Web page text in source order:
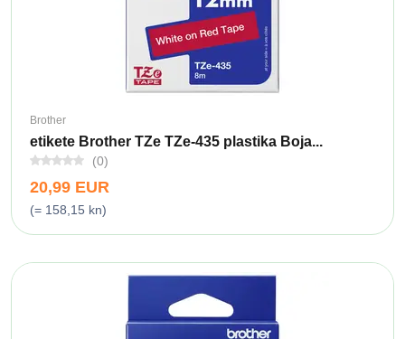
Brother
etikete Brother TZe TZe-435 plastika Boja...
(0)
20,99 EUR
(= 158,15 kn)